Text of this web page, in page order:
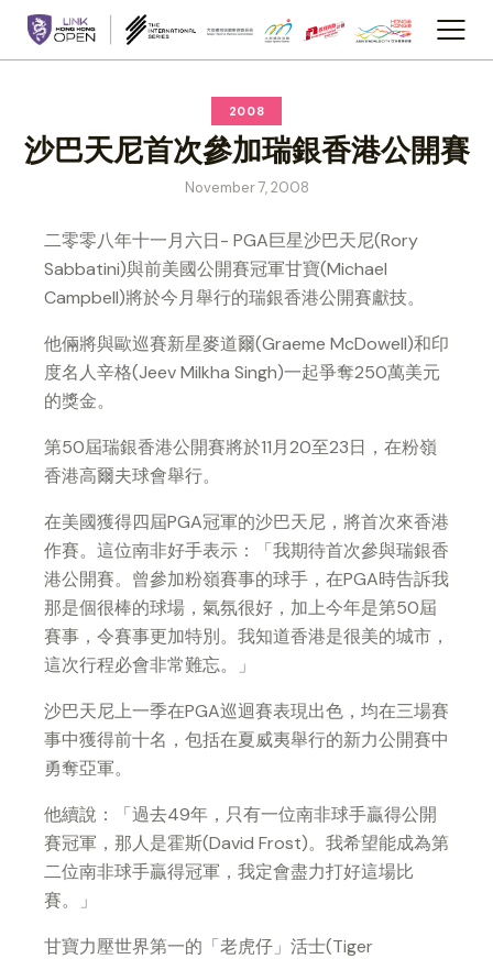
2008
沙巴天尼首次參加瑞銀香港公開賽
November 7, 2008
二零零八年十一月六日- PGA巨星沙巴天尼(Rory
Sabbatini)與前美國公開賽冠軍甘寶(Michael
Campbell)將於今月舉行的瑞銀香港公開賽獻技。
他倆將與歐巡賽新星麥道爾(Graeme McDowell)和印
度名人辛格(Jeev Milkha Singh)一起爭奪250萬美元
的獎金。
第50屆瑞銀香港公開賽將於11月20至23日，在粉嶺
香港高爾夫球會舉行。
在美國獲得四屆PGA冠軍的沙巴天尼，將首次來香港
作賽。這位南非好手表示：「我期待首次參與瑞銀香
港公開賽。曾參加粉嶺賽事的球手，在PGA時告訴我
那是個很棒的球場，氣氛很好，加上今年是第50屆
賽事，令賽事更加特別。我知道香港是很美的城市，
這次行程必會非常難忘。」
沙巴天尼上一季在PGA巡迴賽表現出色，均在三場賽
事中獲得前十名，包括在夏威夷舉行的新力公開賽中
勇奪亞軍。
他續說：「過去49年，只有一位南非球手贏得公開
賽冠軍，那人是霍斯(David Frost)。我希望能成為第
二位南非球手贏得冠軍，我定會盡力打好這場比
賽。」
甘寶力壓世界第一的「老虎仔」活士(Tiger